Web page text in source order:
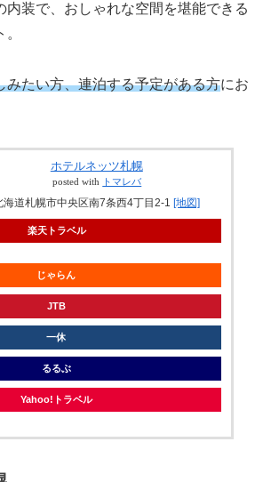
内装で、おしゃれな空間を堪能できる
みたい方、連泊する予定がある方にお
ホテルネッツ札幌
posted with トマレバ
海道札幌市中央区南7条西4丁目2-1[地図]
楽天トラベル
じゃらん
JTB
一休
るるぶ
Yahoo!トラベル